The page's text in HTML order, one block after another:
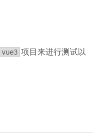
vue3 项目来进行测试以